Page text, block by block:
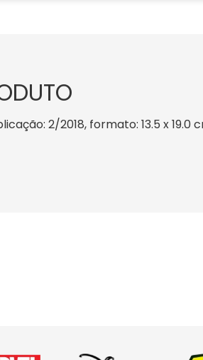
2/2018, formato: 13.5 x